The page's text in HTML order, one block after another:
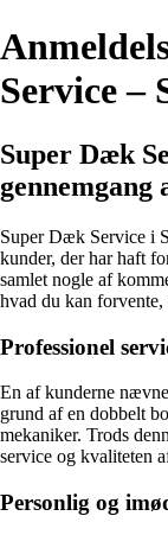
Service –
Super Dæk
gennemgang
Super Dæk Service i
kunder, der har haft
samlet nogle af
hvad du kan
Professionel
En af kunderne
grund af en dobbelt
mekaniker. Trods
service og kvaliteten
Personlig og